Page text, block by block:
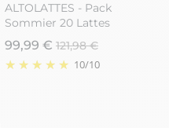
ALTOLATTES - Pack
Sommier 20 Lattes
80x190cm + Pieds bleusf
99,99 € 121,98 €
10/10